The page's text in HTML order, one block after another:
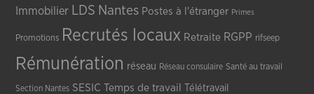
Immobilier LDS Nantes Postes à l'étranger Primes
Promotions Recrutés locaux Retraite RGPP rifseep
Rémunération réseau Réseau consulaire Santé au travail
Section Nantes SESIC Temps de travail Télétravail